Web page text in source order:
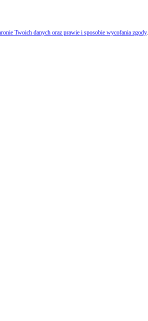
Twoich danych oraz prawie i sposobie wycofania zgody.